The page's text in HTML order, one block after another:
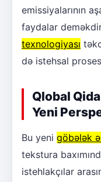
emissiyalarının
faydalar
texnologiyası
də istehsal
Qlobal
Yeni
Bu yeni göbələk
tekstura
istehlakçılar